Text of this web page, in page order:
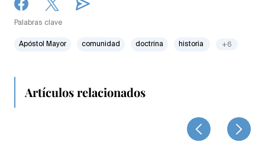
Palabras clave
Apóstol Mayor comunidad doctrina historia +6
Artículos relacionados